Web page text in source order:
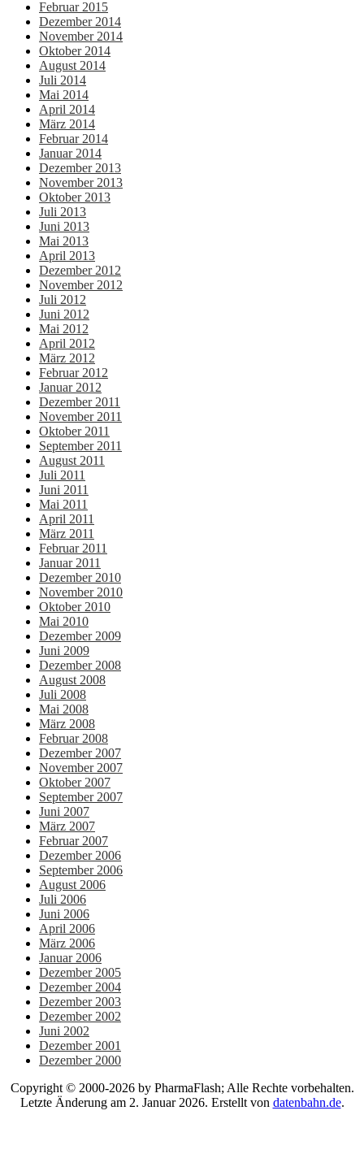
Februar 2015
Dezember 2014
November 2014
Oktober 2014
August 2014
Juli 2014
Mai 2014
April 2014
März 2014
Februar 2014
Januar 2014
Dezember 2013
November 2013
Oktober 2013
Juli 2013
Juni 2013
Mai 2013
April 2013
Dezember 2012
November 2012
Juli 2012
Juni 2012
Mai 2012
April 2012
März 2012
Februar 2012
Januar 2012
Dezember 2011
November 2011
Oktober 2011
September 2011
August 2011
Juli 2011
Juni 2011
Mai 2011
April 2011
März 2011
Februar 2011
Januar 2011
Dezember 2010
November 2010
Oktober 2010
Mai 2010
Dezember 2009
Juni 2009
Dezember 2008
August 2008
Juli 2008
Mai 2008
März 2008
Februar 2008
Dezember 2007
November 2007
Oktober 2007
September 2007
Juni 2007
März 2007
Februar 2007
Dezember 2006
September 2006
August 2006
Juli 2006
Juni 2006
April 2006
März 2006
Januar 2006
Dezember 2005
Dezember 2004
Dezember 2003
Dezember 2002
Juni 2002
Dezember 2001
Dezember 2000
Copyright © 2000-2026 by PharmaFlash; Alle Rechte vorbehalten.
Letzte Änderung am 2. Januar 2026. Erstellt von datenbahn.de.